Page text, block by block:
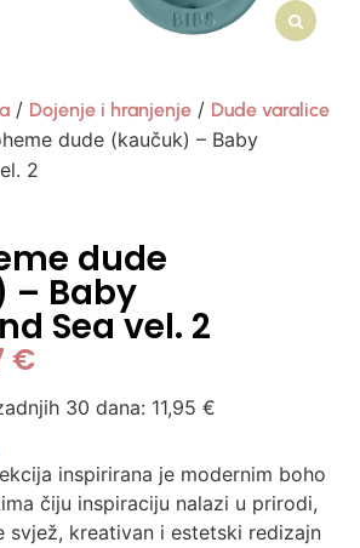
/ Dojenje i hranjenje / Dude varalice
dude (kaučuk) – Baby
2
dude
– Baby
Sea vel. 2
€
30 dana: 11,95€
inspirirana je modernim boho
čiju inspiraciju nalazi u prirodi,
svjež, kreativan i estetski redizajn